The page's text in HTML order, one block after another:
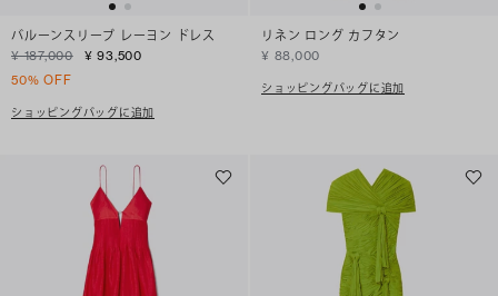
バルーンスリーブ レーヨン ドレス
¥ 187,000
¥ 93,500
50% OFF
ショッピングバッグに追加
リネン ロング カフタン
¥ 88,000
ショッピングバッグに追加